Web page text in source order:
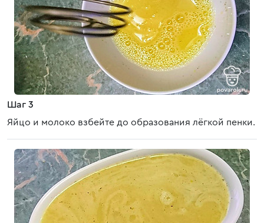
Шаг 3
Яйцо и молоко взбейте до образования лёгкой пенки.